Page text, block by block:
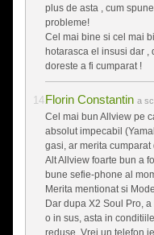
plus de asta , cum
probleme!
Cel mai bine si cel mai
hotarasca el insusi dar ,
doreste a fi cumparat !
Florin Constantin a
Cel mai bun Allview pe
absolut impecabil
gasi, ar merita cumparat
Alt Allview foarte bun a
bune sefie-phone al
Merita mentionat si
Dar dupa X2 Soul Pro,
o in sus, asta in
reduse. Vrei un telefon